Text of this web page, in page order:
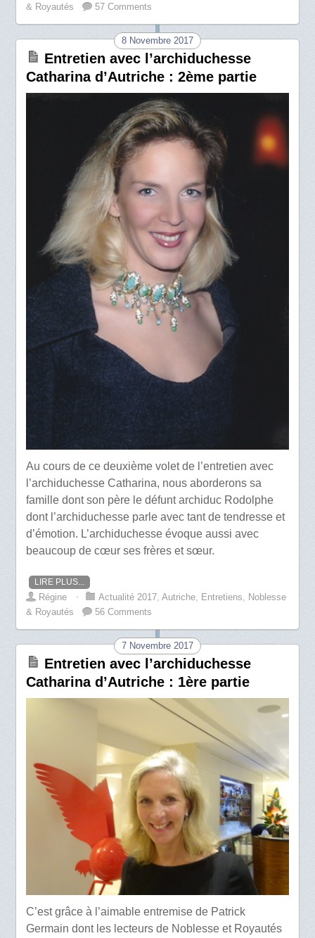
& Royautés
57 Comments
8 Novembre 2017
Entretien avec l’archiduchesse
Catharina d’Autriche : 2ème partie
Au cours de ce deuxième volet de l’entretien avec
l’archiduchesse Catharina, nous aborderons sa
famille dont son père le défunt archiduc Rodolphe
dont l’archiduchesse parle avec tant de tendresse et
d’émotion. L’archiduchesse évoque aussi avec
beaucoup de cœur ses frères et sœur.
LIRE PLUS...
Régine ⋅ Actualité 2017 ,Autriche Entretiens
Noblesse
& Royautés
56 Comments
7 Novembre 2017
Entretien avec l’archiduchesse
Catharina d’Autriche : 1ère partie
C’est grâce à l’aimable entremise de Patrick
Germain dont les lecteurs de Noblesse et Royautés